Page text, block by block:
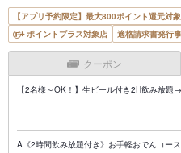
【アプリ予約限定】最大800ポイント還元対
ポイントプラス対象店
適格請求書発行
クーポン
【2名様～OK！】生ビール付き2H飲み放
A《2時間飲み放題付き》お手軽おでんコー